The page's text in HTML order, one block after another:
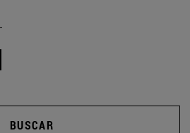
BUSCAR